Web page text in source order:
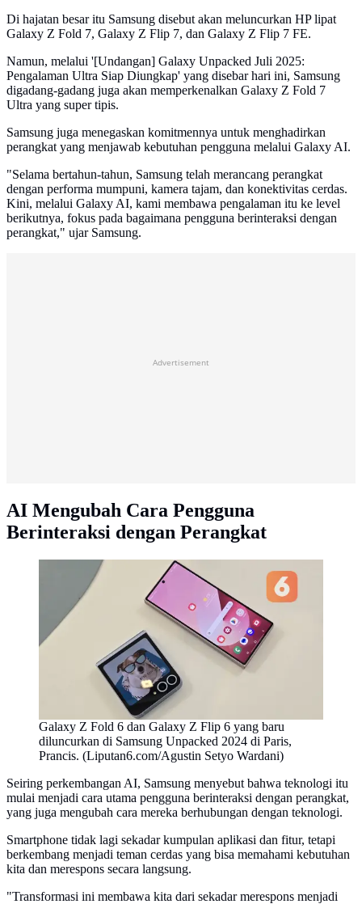
Di hajatan besar itu Samsung disebut akan meluncurkan HP lipat
Galaxy Z Fold 7, Galaxy Z Flip 7, dan Galaxy Z Flip 7 FE.
Namun, melalui '[Undangan] Galaxy Unpacked Juli 2025:
Pengalaman Ultra Siap Diungkap' yang disebar hari ini, Samsung
digadang-gadang juga akan memperkenalkan Galaxy Z Fold 7
Ultra yang super tipis.
Samsung juga menegaskan komitmennya untuk menghadirkan
perangkat yang menjawab kebutuhan pengguna melalui Galaxy AI.
"Selama bertahun-tahun, Samsung telah merancang perangkat
dengan performa mumpuni, kamera tajam, dan konektivitas cerdas.
Kini, melalui Galaxy AI, kami membawa pengalaman itu ke level
berikutnya, fokus pada bagaimana pengguna berinteraksi dengan
perangkat," ujar Samsung.
Advertisement
AI Mengubah Cara Pengguna
Berinteraksi dengan Perangkat
Galaxy Z Fold 6 dan Galaxy Z Flip 6 yang baru
diluncurkan di Samsung Unpacked 2024 di Paris,
Prancis. (Liputan6.com/Agustin Setyo Wardani)
Seiring perkembangan AI, Samsung menyebut bahwa teknologi itu
mulai menjadi cara utama pengguna berinteraksi dengan perangkat,
yang juga mengubah cara mereka berhubungan dengan teknologi.
Smartphone tidak lagi sekadar kumpulan aplikasi dan fitur, tetapi
berkembang menjadi teman cerdas yang bisa memahami kebutuhan
kita dan merespons secara langsung.
"Transformasi ini membawa kita dari sekadar merespons menjadi